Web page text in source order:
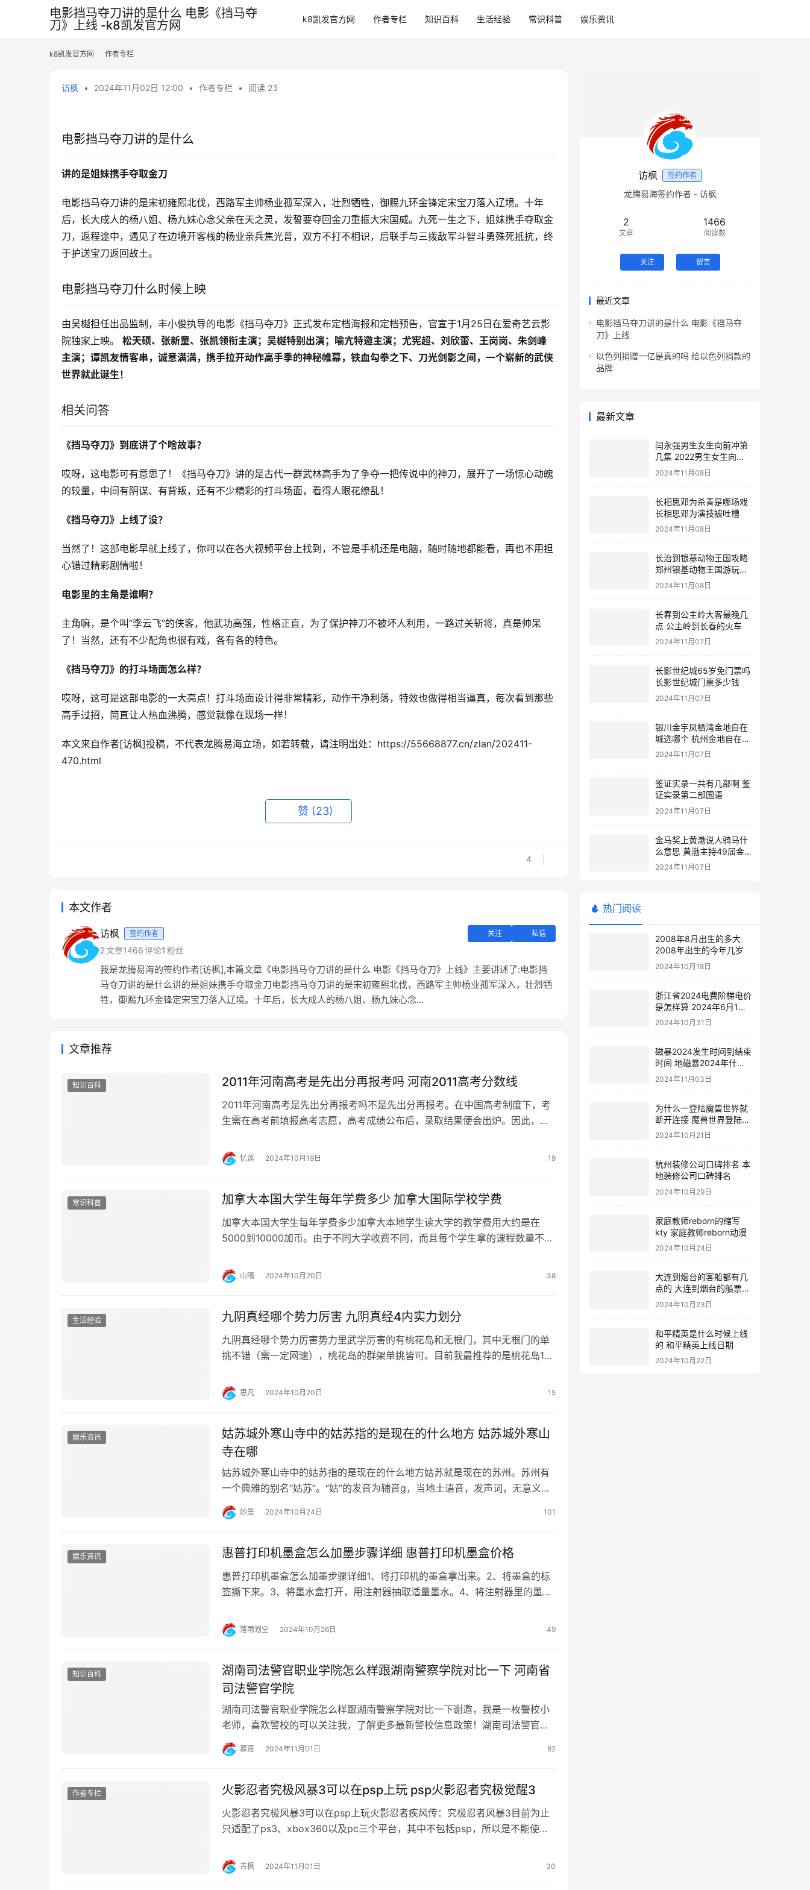
电影挡马夺刀讲的是什么 电影《挡马夺
刀》上线 -k8凯发官方网
k8凯发官方网 作者专栏 知识百科 生活经验 常识科普 娱乐资讯
k8凯发官方网 作者专栏
访枫 • 2024年11月02日 12:00 • 作者专栏 • 阅读 23
电影挡马夺刀讲的是什么
讲的是姐妹携手夺取金刀
电影挡马夺刀讲的是宋初雍熙北伐，西路军主帅杨业孤军深入，壮烈牺牲，御赐九环金锋定宋宝刀落入辽境。十年
后，长大成人的杨八姐、杨九妹心念父亲在天之灵，发誓要夺回金刀重振大宋国威。九死一生之下，姐妹携手夺取金
刀，返程途中，遇见了在边境开客栈的杨业亲兵焦光普，双方不打不相识，后联手与三拨敌军斗智斗勇殊死抵抗，终
于护送宝刀返回故土。
电影挡马夺刀什么时候上映
由吴樾担任出品监制，丰小俊执导的电影《挡马夺刀》正式发布定档海报和定档预告，官宣于1月25日在爱奇艺云影
院独家上映。 松天硕、张新童、张凯领衔主演；吴樾特别出演；喻亢特邀主演；尤宪超、刘欣蕾、王岗岗、朱剑峰
主演；谭凯友情客串，诚意满满，携手拉开动作高手季的神秘帷幕，铁血勾拳之下、刀光剑影之间，一个崭新的武侠
世界就此诞生！
相关问答
《挡马夺刀》到底讲了个啥故事？
哎呀，这电影可有意思了！《挡马夺刀》讲的是古代一群武林高手为了争夺一把传说中的神刀，展开了一场惊心动魄
的较量，中间有阴谋、有背叛，还有不少精彩的打斗场面，看得人眼花缭乱！
《挡马夺刀》上线了没？
当然了！这部电影早就上线了，你可以在各大视频平台上找到，不管是手机还是电脑，随时随地都能看，再也不用担
心错过精彩剧情啦！
电影里的主角是谁啊？
主角嘛，是个叫“李云飞”的侠客，他武功高强，性格正直，为了保护神刀不被坏人利用，一路过关斩将，真是帅呆
了！当然，还有不少配角也很有戏，各有各的特色。
《挡马夺刀》的打斗场面怎么样？
哎呀，这可是这部电影的一大亮点！打斗场面设计得非常精彩，动作干净利落，特效也做得相当逼真，每次看到那些
高手过招，简直让人热血沸腾，感觉就像在现场一样！
本文来自作者[访枫]投稿，不代表龙腾易海立场，如若转载，请注明出处：https://55668877.cn/zlan/202411-
470.html
赞 (23)
4
本文作者
访枫 签约作者 关注 私信
2文章1466评论1 粉丝
我是龙腾易海的签约作者[访枫],本篇文章《电影挡马夺刀讲的是什么 电影《挡马夺刀》上线》主要讲述了:电影挡
马夺刀讲的是什么讲的是姐妹携手夺取金刀电影挡马夺刀讲的是宋初雍熙北伐，西路军主帅杨业孤军深入，壮烈牺
牲，御赐九环金锋定宋宝刀落入辽境。十年后，长大成人的杨八姐、杨九妹心念...
文章推荐
知识百科 2011年河南高考是先出分再报考吗 河南2011高考分数线
2011年河南高考是先出分再报考吗不是先出分再报考。在中国高考制度下，考
生需在高考前填报高考志愿，高考成绩公布后，录取结果便会出炉。因此，高
中非常重要的考试，涉及到数百万考生的未来命运。高考成绩不仅影响着考生
是否能够升入理想的高校，
忆莲 2024年10月19日 19
常识科普 加拿大本国大学生每年学费多少 加拿大国际学校学费
加拿大本国大学生每年学费多少加拿大本地学生读大学的教学费用大约是在
5000到10000加币。由于不同大学收费不同，而且每个学生拿的课程数量不
二的麦吉尔大学，学费低至5000左右一年。多伦多大学的费用则在8000左
右。加拿大温尼伯大
山晴 2024年10月20日 38
生活经验 九阴真经哪个势力厉害 九阴真经4内实力划分
九阴真经哪个势力厉害势力里武学厉害的有桃花岛和无根门，其中无根门的单
挑不错（需一定网速），桃花岛的群架单挑皆可。目前我最推荐的是桃花岛1、
的，副本打打小怪也能控，单打爆伤害也不必辟邪低（在同内功层次、装备的
情况下）。实用性强。2、桃花
思凡 2024年10月20日 15
娱乐资讯
姑苏城外寒山寺中的姑苏指的是现在的什么地方 姑苏城外寒山
寺在哪
姑苏城外寒山寺中的姑苏指的是现在的什么地方姑苏就是现在的苏州。苏州有
一个典雅的别名“姑苏”。“姑”的发音为辅音g，当地土语音，发声词，无意义，
常作专用名词的前缀词。姑苏文化历史源远流长，建城二千五百多年以来，文
化积淀十分深厚。在这块得天独厚而又美丽富饶的土地上，世世代代的苏州人
妙曼 2024年10月24日 101
娱乐资讯 惠普打印机墨盒怎么加墨步骤详细 惠普打印机墨盒价格
惠普打印机墨盒怎么加墨步骤详细1、将打印机的墨盒拿出来。2、将墨盒的标
签撕下来。3、将墨水盒打开，用注射器抽取适量墨水。4、将注射器里的墨水
打印机提示墨盒是赝品这是比较常见的。原因是：1，惠普打印机打印照片时说
可能过期或者赝品的提
落雨划空 2024年10月26日 49
知识百科
湖南司法警官职业学院怎么样跟湖南警察学院对比一下 河南省
司法警官学院
湖南司法警官职业学院怎么样跟湖南警察学院对比一下谢邀，我是一枚警校小
老师，喜欢警校的可以关注我，了解更多最新警校信息政策！湖南司法警官职
业学院是隶属于湖南司法系统的专科司法警校，以前入警率比较低，今年开
始，里面的司法行政警察类专业，毕业后参加单独招警，和公安联考差不多性
慕莲 2024年11月01日 82
作者专栏 火影忍者究极风暴3可以在psp上玩 psp火影忍者究极觉醒3
火影忍者究极风暴3可以在psp上玩火影忍者疾风传：究极忍者风暴3目前为止
只适配了ps3、xbox360以及pc三个平台，其中不包括psp，所以是不能使用
觉醒psp《火影忍者究极冲击3》的＂觉醒＂是怎么回事怎么使用究极觉
青枫 2024年11月01日 30
访枫 签约作者
龙腾易海签约作者 - 访枫
2
文章
1466
阅读数
关注 留言
最近文章
电影挡马夺刀讲的是什么 电影《挡马夺
刀》上线
以色列捐赠一亿是真的吗 给以色列捐款的
品牌
最新文章
闫永强男生女生向前冲第
几集 2022男生女生向前
冲报名通道
2024年11月08日
长相思邓为杀青是哪场戏
长相思邓为演技被吐槽
2024年11月08日
长治到银基动物王国攻略
郑州银基动物王国游玩攻
略
2024年11月08日
长春到公主岭大客最晚几
点 公主岭到长春的火车
2024年11月07日
长影世纪城65岁免门票吗
长影世纪城门票多少钱
2024年11月07日
银川金宇凤栖湾金地自在
城选哪个 杭州金地自在城
地址
2024年11月07日
鉴证实录一共有几部啊 鉴
证实录第二部国语
2024年11月07日
金马奖上黄渤说人骑马什
么意思 黄渤主持49届金
马奖
2024年11月07日
热门阅读
2008年8月出生的多大
2008年出生的今年几岁
2024年10月18日
浙江省2024电费阶梯电价
是怎样算 2024年6月1日
电费涨价
2024年10月31日
磁暴2024发生时间到结束
时间 地磁暴2024年什么
时候
2024年11月03日
为什么一登陆魔兽世界就
断开连接 魔兽世界登陆不
上去
2024年10月21日
杭州装修公司口碑排名 本
地装修公司口碑排名
2024年10月29日
家庭教师reborn的缩写
kty 家庭教师reborn动漫
2024年10月24日
大连到烟台的客船都有几
点的 大连到烟台的船票价
格
2024年10月23日
和平精英是什么时候上线
的 和平精英上线日期
2024年10月22日